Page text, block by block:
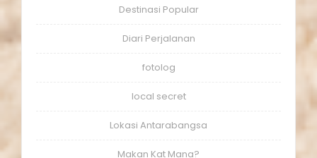
Destinasi Popular
Diari Perjalanan
fotolog
local secret
Lokasi Antarabangsa
Makan Kat Mana?